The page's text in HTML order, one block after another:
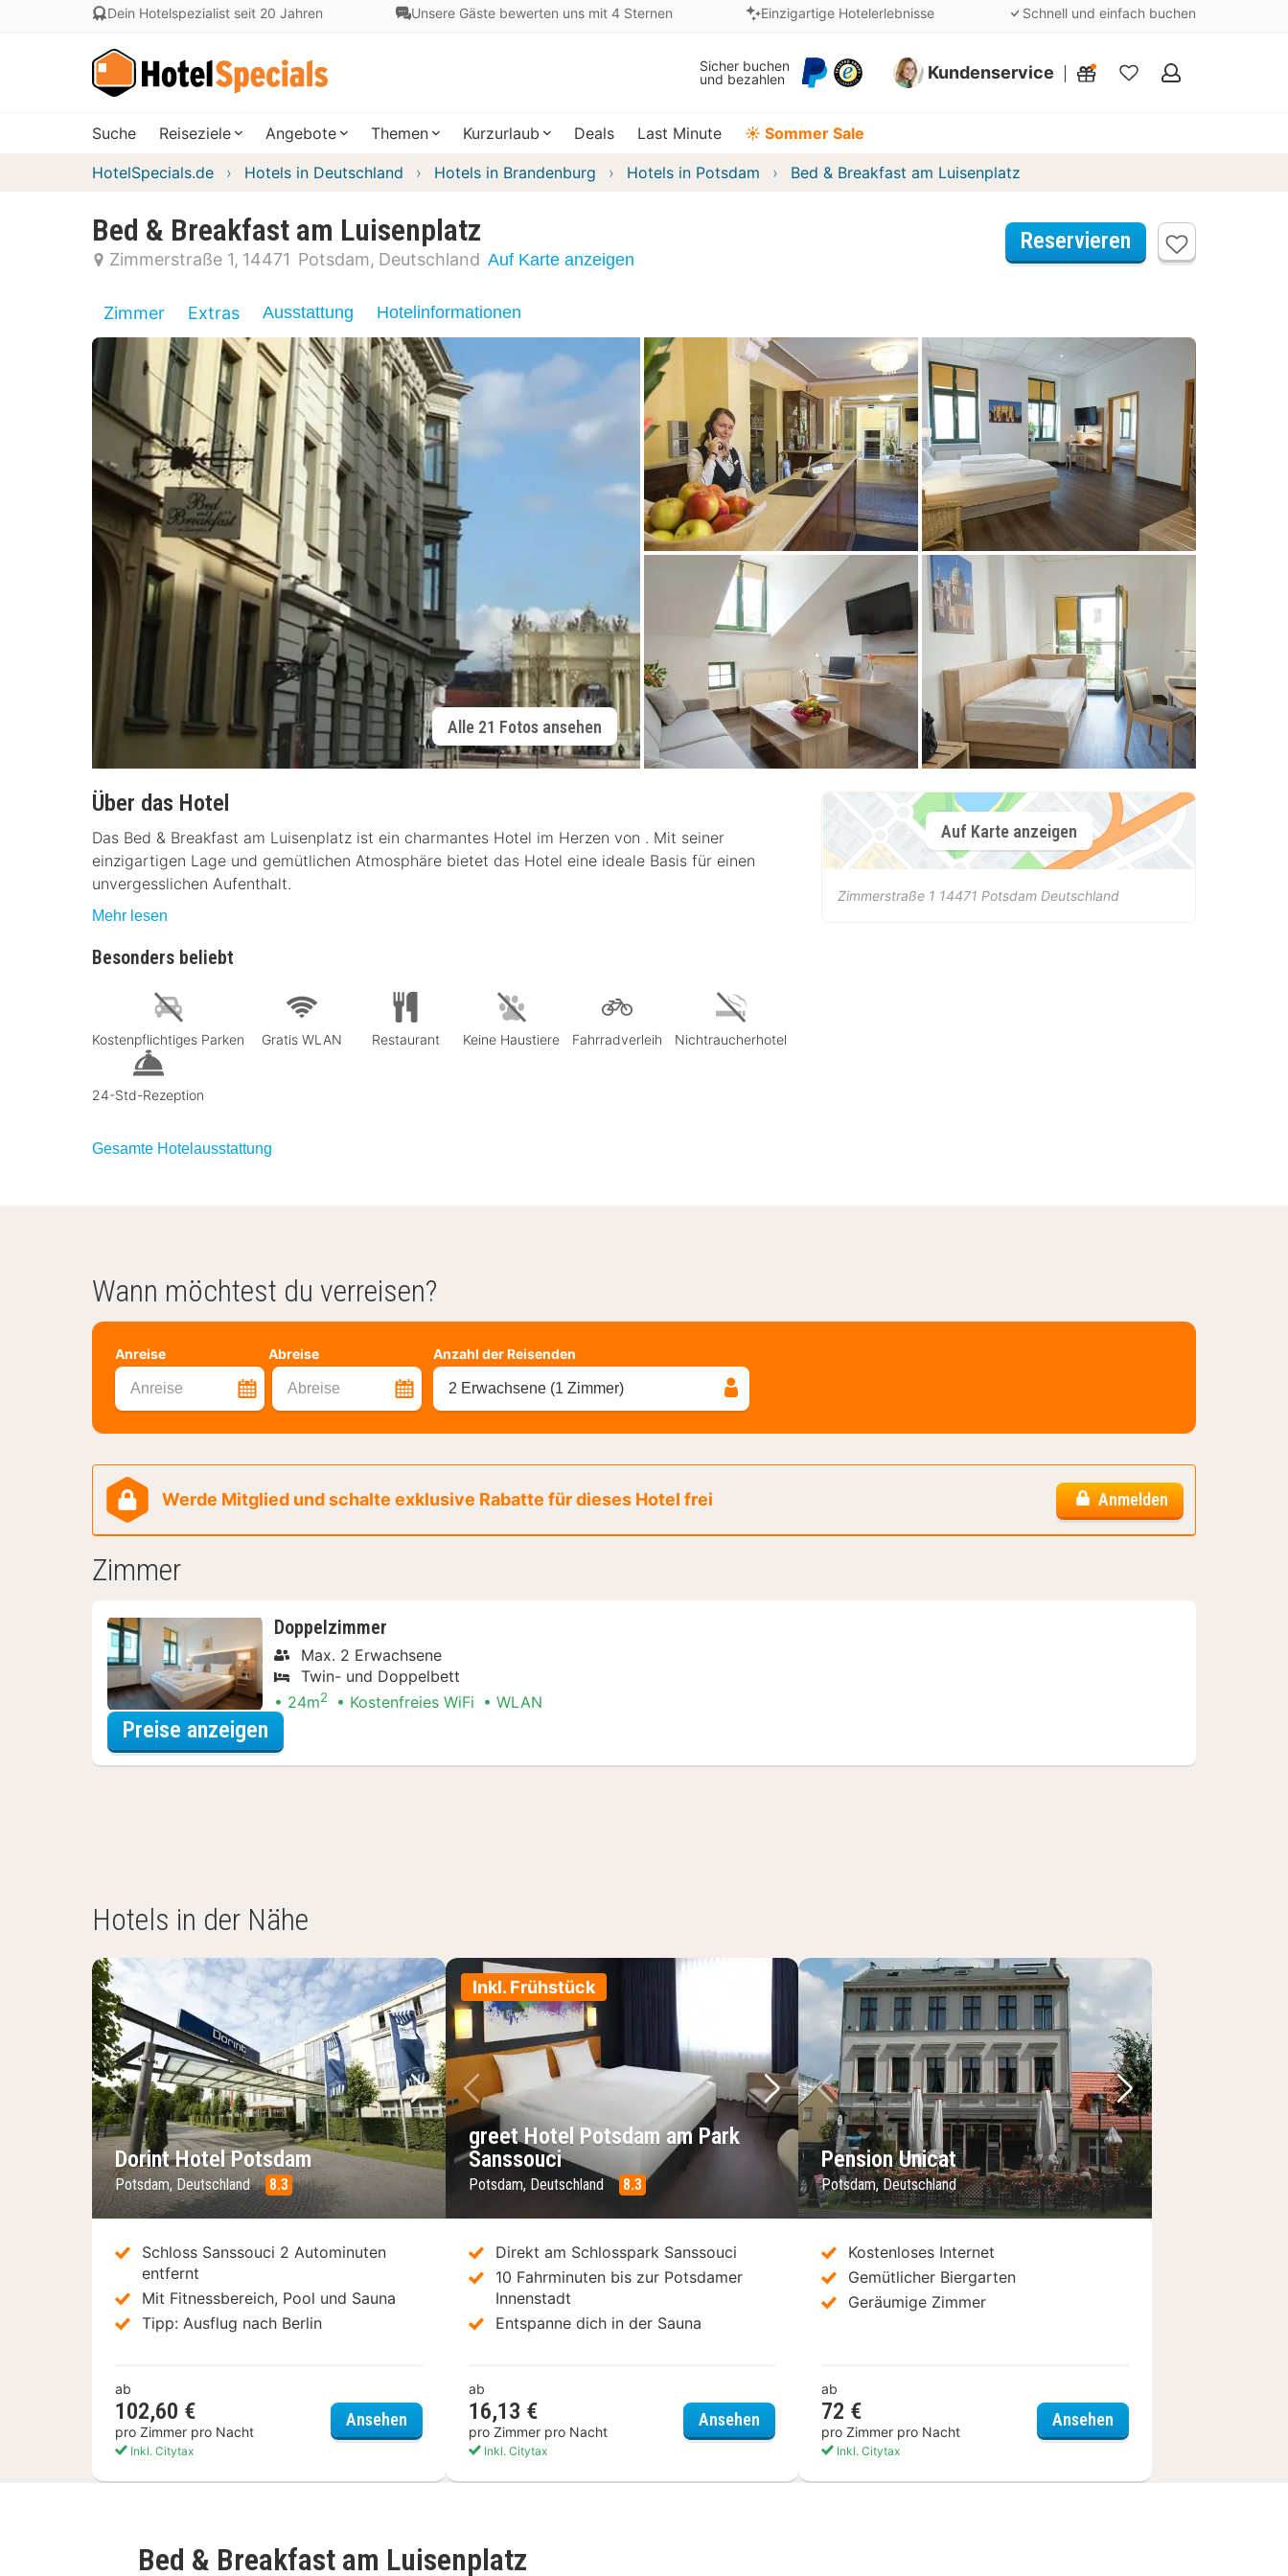
Dein Hotelspezialist seit 20 Jahren Unsere Gäste bewerten uns mit 4 Sternen Einzigartige Hotelerlebnisse Schnell und einfach buchen
Sicher buchen
und bezahlen
Kundenservice
Meine
Suche Reiseziele Angebote Themen Kurzurlaub Deals Last Minute ☀️ Sommer Sale
HotelSpecials.de Hotels in Deutschland Hotels in Brandenburg Hotels in Potsdam Bed & Breakfast am Luisenplatz
Bed & Breakfast am Luisenplatz
Zimmerstraße 1 14471 Potsdam Deutschland Auf Karte anzeigen
Reservieren
Zimmer Extras Ausstattung Hotelinformationen
Alle 21 Fotos ansehen
Über das Hotel
Das Bed & Breakfast am Luisenplatz ist ein charmantes Hotel im Herzen von . Mit seiner
einzigartigen Lage und gemütlichen Atmosphäre bietet das Hotel eine ideale Basis für einen
unvergesslichen Aufenthalt.
Mehr lesen
Besonders beliebt
Kostenpflichtiges Parken Gratis WLAN Restaurant Keine Haustiere Fahrradverleih Nichtraucherhotel
24-Std-Rezeption
Gesamte Hotelausstattung
Auf Karte anzeigen
Zimmerstraße 1 14471 Potsdam Deutschland
Wann möchtest du verreisen?
Anreise Abreise
Anreise Abreise
Anzahl der Reisenden
2 Erwachsene (1 Zimmer)
Werde Mitglied und schalte exklusive Rabatte für dieses Hotel frei Anmelden
Zimmer
Doppelzimmer
Max. 2 Erwachsene
Twin- und Doppelbett
24m2 Kostenfreies WiFi WLAN
Preise anzeigen
Hotels in der Nähe
Vorheriges Bild
Nächstes Bild
Dorint Hotel Potsdam
Potsdam, Deutschland 8.3
Schloss Sanssouci 2 Autominuten
entfernt
Mit Fitnessbereich, Pool und Sauna
Tipp: Ausflug nach Berlin
ab
102,60 €
pro Zimmer pro Nacht
Inkl. Citytax
AnsehenDorint Hotel Potsdam
Inkl. Frühstück
Vorheriges Bild
Nächstes Bild
greet Hotel Potsdam am Park
Sanssouci
Potsdam, Deutschland 8.3
Direkt am Schlosspark Sanssouci
10 Fahrminuten bis zur Potsdamer
Innenstadt
Entspanne dich in der Sauna
ab
16,13 €
pro Zimmer pro Nacht
Inkl. Citytax
Ansehen greet Hotel Potsdam am Park Sanssouci
Vorheriges Bild
Nächstes Bild
Pension Unicat
Potsdam, Deutschland
Kostenloses Internet
Gemütlicher Biergarten
Geräumige Zimmer
ab
72 €
pro Zimmer pro Nacht
Inkl. Citytax
AnsehenPension Unicat
Bed & Breakfast am Luisenplatz